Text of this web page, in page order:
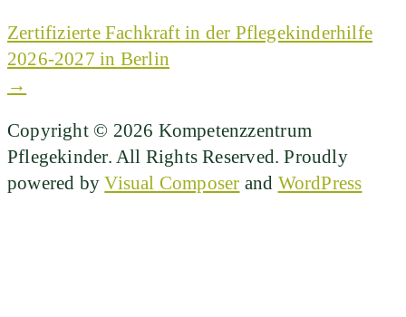
Zertifizierte Fachkraft in der Pflegekinderhilfe
2026-2027 in Berlin
→
Copyright © 2026 Kompetenzzentrum
Pflegekinder. All Rights Reserved. Proudly
powered byVisual Composer and WordPress